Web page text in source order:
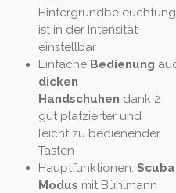
Hintergrundbeleuchtung
ist in der Intensität
einstellbar
Einfache Bedienung
dicken
Handschuhen dank 2
gut platzierter und
leicht zu bedienender
Tasten
Hauptfunktionen:
Modus mit Bühlmann